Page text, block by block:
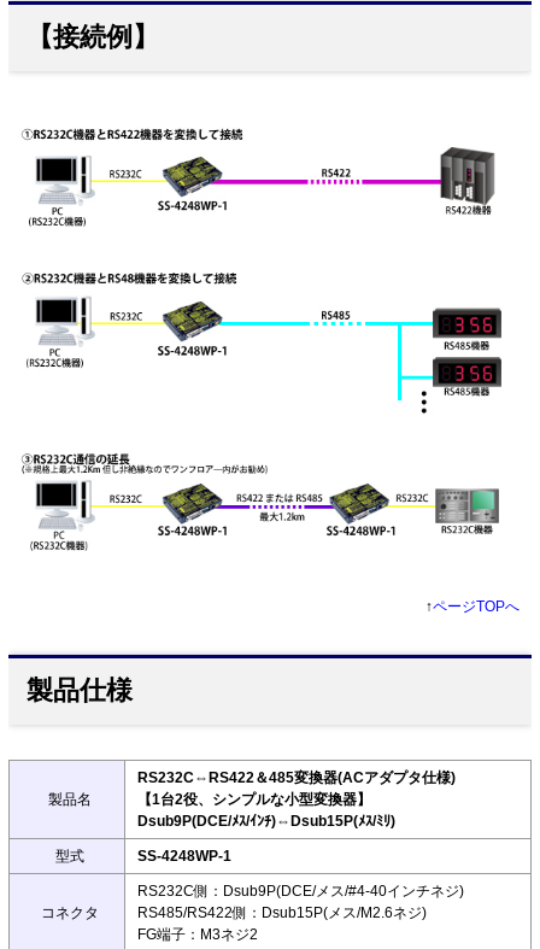
【接続例】
↑ページTOPへ
製品仕様
製品名
RS232C⇔RS422＆485変換器(ACアダプタ仕様)
【1台2役、シンプルな小型変換器】
Dsub9P(DCE/ﾒｽ/ｲﾝﾁ)⇔Dsub15P(ﾒｽ/ﾐﾘ)
型式 SS-4248WP-1
コネクタ
RS232C側：Dsub9P(DCE/メス/#4-40インチネジ)
RS485/RS422側：Dsub15P(メス/M2.6ネジ)
FG端子：M3ネジ2